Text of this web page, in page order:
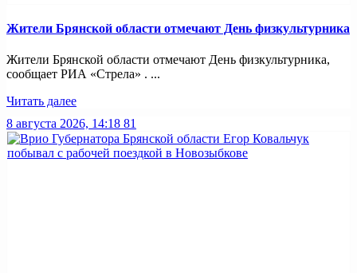
Жители Брянской области отмечают День физкультурника
Жители Брянской области отмечают День физкультурника,
сообщает РИА «Стрела» . ...
Читать далее
8 августа 2026, 14:18 81